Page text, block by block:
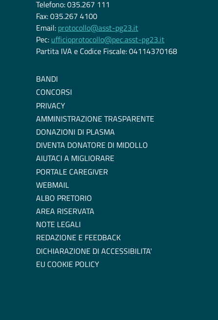
Telefono: 035.267 111
Fax: 035.267 4100
Email: protocollo@asst-pg23.it
Pec: ufficioprotocollo@pec.asst-pg23.it
Partita IVA e Codice Fiscale: 04114370168
BANDI
CONCORSI
PRIVACY
AMMINISTRAZIONE TRASPARENTE
DONAZIONI DI PLASMA
DIVENTA DONATORE DI MIDOLLO
AIUTACI A MIGLIORARE
PORTALE CAREGIVER
WEBMAIL
ALBO PRETORIO
AREA RISERVATA
NOTE LEGALI
REDAZIONE E FEEDBACK
DICHIARAZIONE DI ACCESSIBILITA'
EU COOKIE POLICY